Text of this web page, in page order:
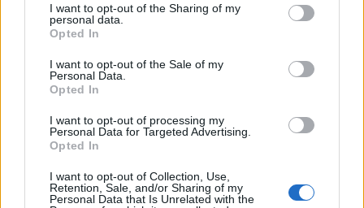
I want to opt-out of the Sharing of my
personal data.
Opted In
I want to opt-out of the Sale of my
Personal Data.
Opted In
I want to opt-out of processing my
Personal Data for Targeted Advertising.
Opted In
I want to opt-out of Collection, Use,
Retention, Sale, and/or Sharing of my
Personal Data that Is Unrelated with the